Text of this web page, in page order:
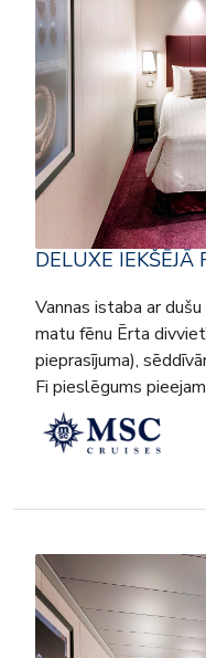
DELUXE
Vannas istaba ar
matu fēnu Ērta
pieprasījuma),
Fi pieslēgums